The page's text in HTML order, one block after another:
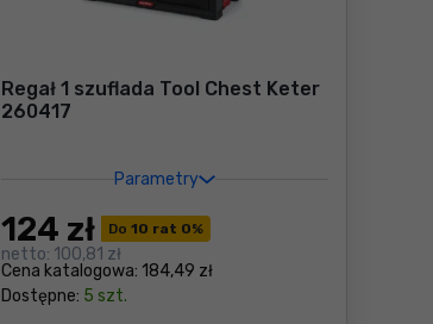
Regał 1 szuflada Tool Chest Keter
260417
Parametry
Do 10 rat 0%
Cena katalogowa: 184,49 zł
124 zł
netto: 100,81 zł
Dostępne: 5 szt.